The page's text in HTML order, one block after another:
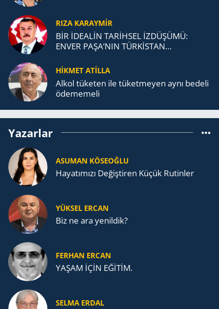
RIZA KARAYMIR
BİR İDEALİN TARİHSEL İZDÜŞÜMÜ:
ENVER PAŞA’NIN TÜRKİSTAN
TEŞKİLATI’NA UZANAN MİRASI
HİKMET ATİLLA
Alkol tü­ke­ten ile tü­ket­me­yen aynı be­de­li
öde­me­me­li
Yazarlar
ASUMAN KÖSEOĞLU
Ha­ya­tı­mı­zı De­ğiş­ti­ren Küçük Ru­tin­ler
YÜKSEL ERCAN
Biz ne ara yenildik?
FERHAN ERCAN
YAŞAM İÇİN EĞİTİM.
SELMA ERDAL